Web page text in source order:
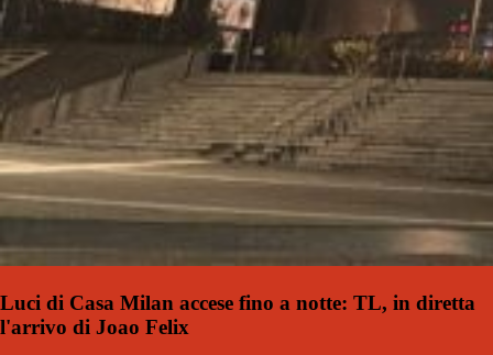
Luci di Casa Milan accese fino a notte: TL, in diretta
l'arrivo di Joao Felix